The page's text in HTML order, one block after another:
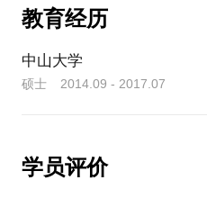
职于联想、腾讯、华为等
ToB业务市场营销管理经
市场策略、整合营销传播
例，大型市场Campagin项
经验。成功积累了丰富的
教育经历
中山大学
硕士 2014.09 - 2017.07
学员评价